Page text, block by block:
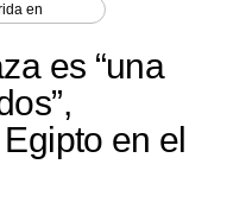
en
es “una
en el